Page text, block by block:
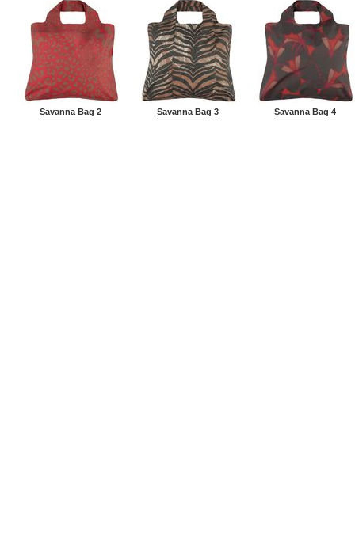
Savanna Bag 2 Savanna Bag 3 Savanna Bag 4